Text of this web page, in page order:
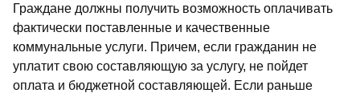
Граждане должны получить возможность оплачивать
фактически поставленные и качественные
коммунальные услуги. Причем, если гражданин не
уплатит свою составляющую за услугу, не пойдет
оплата и бюджетной составляющей. Если раньше